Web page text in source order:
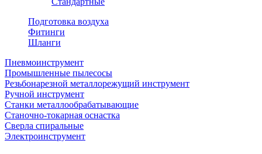
Подготовка воздуха
Фитинги
Шланги
Пневмоинструмент
Промышленные пылесосы
Резьбонарезной металлорежущий инструмент
Ручной инструмент
Станки металлообрабатывающие
Станочно-токарная оснастка
Сверла спиральные
Электроинструмент